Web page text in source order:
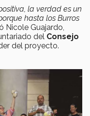
la verdad es un
hasta los Burros
Nicole Guajardo,
del Consejo
del proyecto.